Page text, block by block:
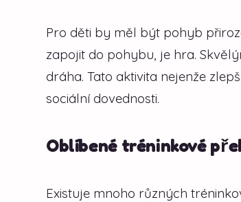
Pro děti by měl být pohyb
zapojit do pohybu, je hra.
dráha. Tato aktivita nejenže
sociální dovednosti.
Oblíbené tréninkové
Existuje mnoho různých